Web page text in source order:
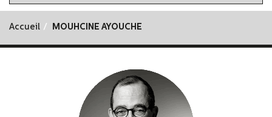
Accueil MOUHCINE AYOUCHE